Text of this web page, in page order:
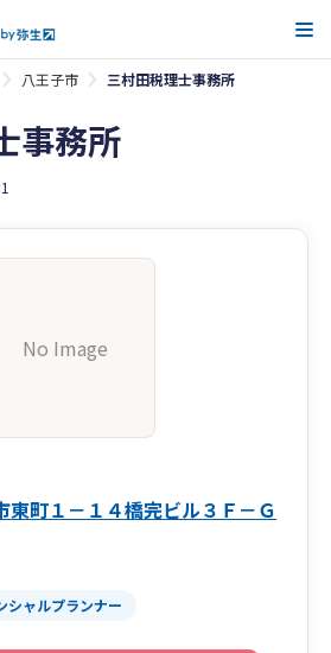
八王子市 三村田税理士事務所
事務所
No Image
東町１－１４橋完ビル３Ｆ－Ｇ
シャルプランナー